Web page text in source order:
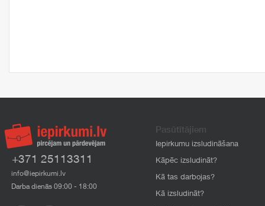
+371 25113311
info@iepirkumi.lv
Darba dienās 09:00 - 18:00
Pasūtītājiem
Iepirkumu izsludināšana
Kāpēc izsludināt?
Kā tas darbojas?
Kā izsludināt?